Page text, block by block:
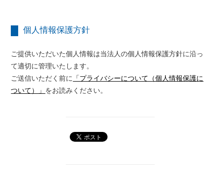
個人情報保護方針
ご提供いただいた個人情報は当法人の個人情報保護方針に沿っ
て適切に管理いたします。
ご送信いただく前に 「プライバシーについて（個人情報保護に
ついて）」 をお読みください。